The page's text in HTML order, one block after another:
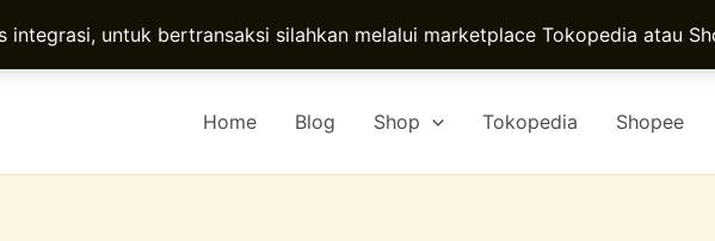
integrasi, untuk bertransaksi silahkan melalui marketplace Tokopedia atau
Home Blog Shop Tokopedia Shopee